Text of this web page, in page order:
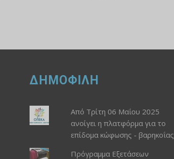
ΔΗΜΟΦΙΛΗ
Από Τρίτη 06 Μαΐου 2025
ανοίγει η πλατφόρμα για το
επίδομα κώφωσης - βαρηκοΐας
Πρόγραμμα Εξετάσεων